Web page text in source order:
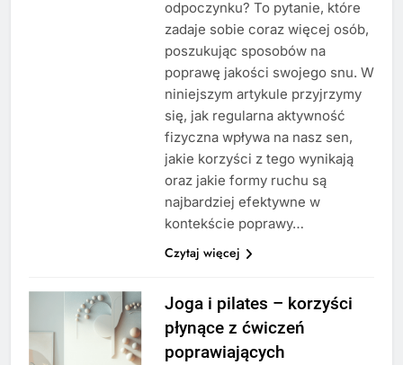
odpoczynku? To pytanie, które
zadaje sobie coraz więcej osób,
poszukując sposobów na
poprawę jakości swojego snu. W
niniejszym artykule przyjrzymy
się, jak regularna aktywność
fizyczna wpływa na nasz sen,
jakie korzyści z tego wynikają
oraz jakie formy ruchu są
najbardziej efektywne w
kontekście poprawy…
Czytaj więcej
Joga i pilates – korzyści
płynące z ćwiczeń
poprawiających